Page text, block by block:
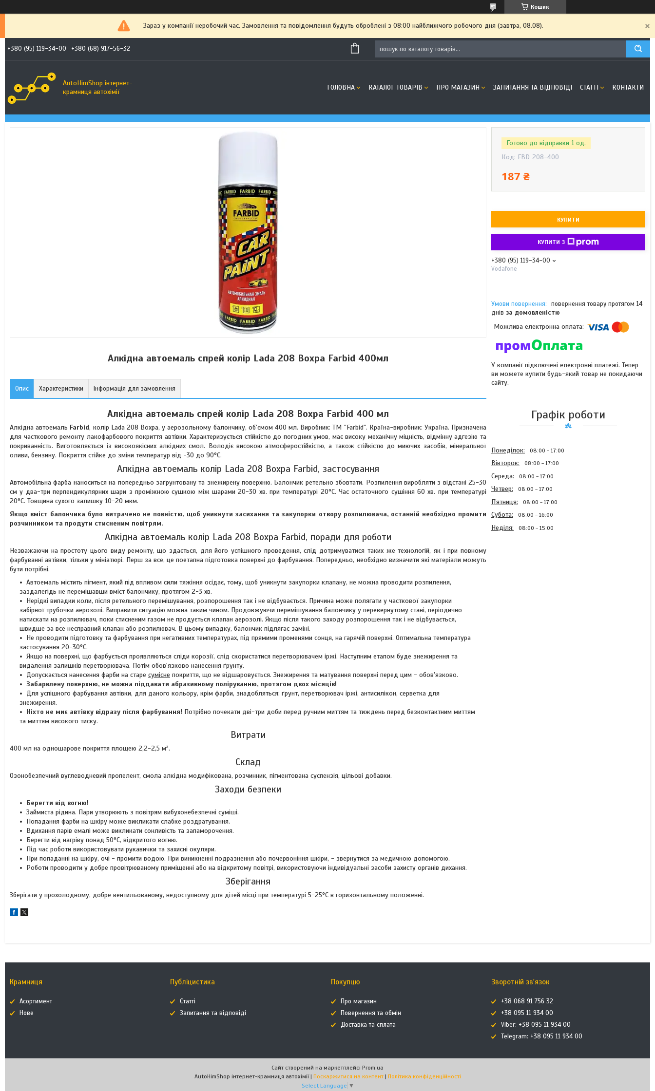
Кошик
Зараз у компанії неробочий час. Замовлення та повідомлення будуть оброблені з 08:00 найближчого робочого дня (завтра, 08.08).
+380 (95) 119-34-00 +380 (68) 917-56-32
AutoHimShop інтернет-
крамниця автохімії
ГОЛОВНА КАТАЛОГ ТОВАРІВ ПРО МАГАЗИН ЗАПИТАННЯ ТА ВІДПОВІДІ СТАТТІ КОНТАКТИ
Алкідна автоемаль спрей колір Lada 208 Вохра Farbid 400мл
Опис Характеристики Інформація для замовлення
Алкідна автоемаль спрей колір Lada 208 Вохра Farbid 400 мл
Алкідна автоемаль Farbid, колір Lada 208 Вохра, у аерозольному балончику, об'ємом 400 мл. Виробник: ТМ "Farbid". Країна-виробник: Україна. Призначена
для часткового ремонту лакофарбового покриття автівки. Характеризується стійкістю до погодних умов, має високу механічну міцність, відмінну адгезію та
покриванність. Виготовляється із високоякісних алкідних смол. Володіє високою атмосферостійкістю, а також стійкістю до миючих засобів, мінеральної
оливи, бензину. Покриття стійке до зміни температур від -30 до 90°C.
Алкідна автоемаль колір Lada 208 Вохра Farbid, застосування
Автомобільна фарба наноситься на попередньо заґрунтовану та знежирену поверхню. Балончик ретельно збовтати. Розпилення виробляти з відстані 25-30
см у два-три перпендикулярних шари з проміжною сушкою між шарами 20-30 хв. при температурі 20°C. Час остаточного сушіння 60 хв. при температурі
20°C. Товщина сухого залишку 10-20 мкм.
Якщо вміст балончика було витрачено не повністю, щоб уникнути засихання та закупорки отвору розпилювача, останній необхідно промити
розчинником та продути стисненим повітрям.
Алкідна автоемаль колір Lada 208 Вохра Farbid, поради для роботи
Незважаючи на простоту цього виду ремонту, що здається, для його успішного проведення, слід дотримуватися таких же технологій, як і при повному
фарбуванні автівки, тільки у мініатюрі. Перш за все, це поетапна підготовка поверхні до фарбування. Попередньо, необхідно визначити які матеріали можуть
бути потрібні.
Автоемаль містить пігмент, який під впливом сили тяжіння осідає, тому, щоб уникнути закупорки клапану, не можна проводити розпилення,
заздалегідь не перемішавши вміст балончику, протягом 2-3 хв.
Нерідкі випадки коли, після ретельного перемішування, розпорошення так і не відбувається. Причина може полягати у часткової закупорки
забірної трубочки аерозолі. Виправити ситуацію можна таким чином. Продовжуючи перемішування балончику у перевернутому стані, періодично
натискати на розпилювач, поки стисненим газом не продується клапан аерозолі. Якщо після такого заходу розпорошення так і не відбувається,
швидше за все несправний клапан або розпилювач. В цьому випадку, балончик підлягає заміні.
Не проводити підготовку та фарбування при негативних температурах, під прямими променями сонця, на гарячій поверхні. Оптимальна температура
застосування 20-30°C.
Якщо на поверхні, що фарбується проявляються сліди корозії, слід скористатися перетворювачем іржі. Наступним етапом буде знежирення та
видалення залишків перетворювача. Потім обов'язково нанесення ґрунту.
Допускається нанесення фарби на старе сумісне покриття, що не відшаровується. Знежирення та матування поверхні перед цим - обов'язково.
Забарвлену поверхню, не можна піддавати абразивному поліруванню, протягом двох місяців!
Для успішного фарбування автівки, для даного кольору, крім фарби, знадобляться: ґрунт, перетворювач іржі, антисилікон, серветка для
знежирення.
Ніхто не миє автівку відразу після фарбування! Потрібно почекати дві-три доби перед ручним миттям та тиждень перед безконтактним миттям
та миттям високого тиску.
Витрати
400 мл на одношарове покриття площею 2,2-2,5 м².
Склад
Озонобезпечний вуглеводневий пропелент, смола алкідна модифікована, розчинник, пігментована суспензія, цільові добавки.
Заходи безпеки
Берегти від вогню!
Займиста рідина. Пари утворюють з повітрям вибухонебезпечні суміші.
Попадання фарби на шкіру може викликати слабке роздратування.
Вдихання парів емалі може викликати сонливість та запаморочення.
Берегти від нагріву понад 50°C, відкритого вогню.
Під час роботи використовувати рукавички та захисні окуляри.
При попаданні на шкіру, очі - промити водою. При виникненні подразнення або почервоніння шкіри, - звернутися за медичною допомогою.
Роботи проводити у добре провітрюваному приміщенні або на відкритому повітрі, використовуючи індивідуальні засоби захисту органів дихання.
Зберігання
Зберігати у прохолодному, добре вентильованому, недоступному для дітей місці при температурі 5-25°C в горизонтальному положенні.
Готово до відправки 1 од.
Код: FBD_208-400
187 ₴
КУПИТИ
КУПИТИ З
+380 (95) 119-34-00
Vodafone
повернення товару протягом 14
днів за домовленістю
У компанії підключені електронні платежі. Тепер
ви можете купити будь-який товар не покидаючи
сайту.
Графік роботи
Понеділок 08:00 17:00
Вівторок 08:00 17:00
Середа 08:00 17:00
Четвер 08:00 17:00
Пʼятниця 08:00 17:00
Субота 08:00 16:00
Неділя 08:00 15:00
Крамниця
Асортимент
Нове
Публіцистика
Статті
Запитання та відповіді
Покупцю
Про магазин
Повернення та обмін
Доставка та сплата
Зворотній зв'язок
+38 068 91 756 32
+38 095 11 934 00
Viber: +38 095 11 934 00
Telegram: +38 095 11 934 00
Сайт створений на маркетплейсі Prom.ua
AutoHimShop інтернет-крамниця автохімії | Поскаржитися на контент | Політика конфіденційності
Select Language ▼